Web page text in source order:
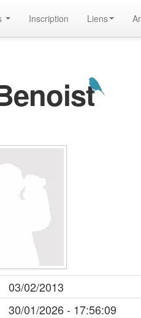
Inscription Liens
03/02/2013
30/01/2026 - 17:56:09